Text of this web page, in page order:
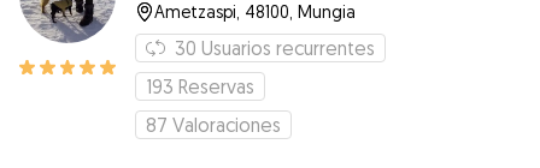
Ametzaspi, 48100, Mungia
30 Usuarios recurrentes
193 Reservas
87 Valoraciones